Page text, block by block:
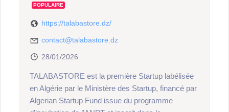
POPULAIRE
https://talabastore.dz/
contact@talabastore.dz
28/01/2026
TALABASTORE est la première Startup labélisée
en Algérie par le Ministère des Startup, financé par
Algerian Startup Fund issue du programme